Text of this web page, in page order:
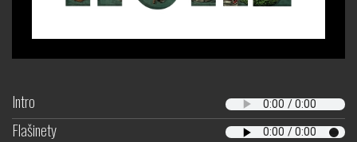
Intro
Flašinety